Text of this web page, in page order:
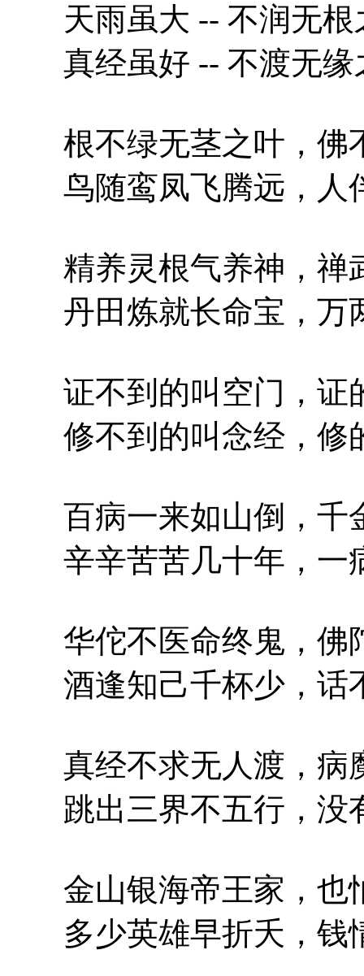
天雨虽大 -- 不润无根
真经虽好 -- 不渡无缘
根不绿无茎之叶，佛
鸟随鸾凤飞腾远，人
精养灵根气养神，禅
丹田炼就长命宝，万
证不到的叫空门，证
修不到的叫念经，修
百病一来如山倒，千
辛辛苦苦几十年，一
华佗不医命终鬼，佛
酒逢知己千杯少，话
真经不求无人渡，病
跳出三界不五行，没
金山银海帝王家，也
多少英雄早折夭，钱